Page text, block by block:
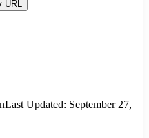
Last Updated: September 27,